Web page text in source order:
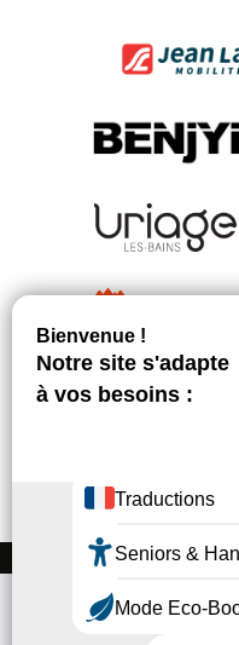
Recrutement
Politique
Chamrousse
GRATUIT - Sur